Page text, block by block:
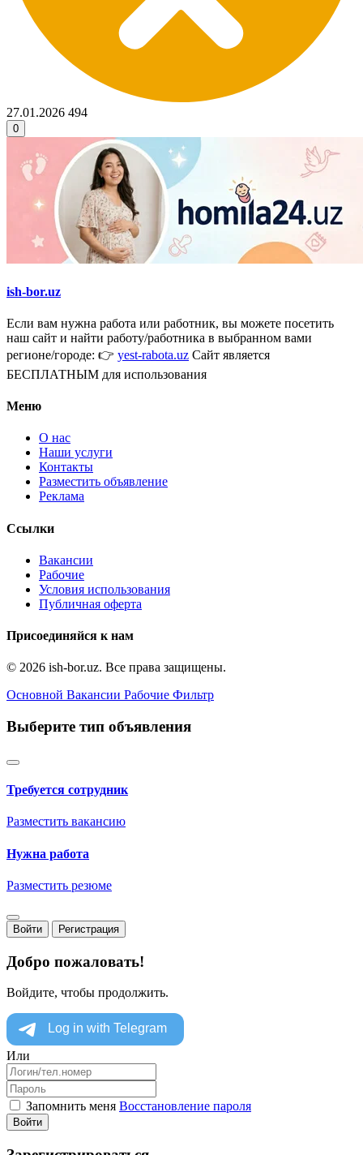
27.01.2026 494
0
ish-bor.uz
Если вам нужна работа или работник, вы можете посетить
наш сайт и найти работу/работника в выбранном вами
регионе/городе: 👉 yest-rabota.uz Сайт является
БЕСПЛАТНЫМ для использования
Меню
О нас
Наши услуги
Контакты
Разместить объявление
Реклама
Ссылки
Вакансии
Рабочие
Условия использования
Публичная оферта
Присоединяйся к нам
© 2026 ish-bor.uz. Все права защищены.
Основной Вакансии Рабочие Фильтр
Выберите тип объявления
Требуется сотрудник
Разместить вакансию
Нужна работа
Разместить резюме
Войти Регистрация
Добро пожаловать!
Войдите, чтобы продолжить.
Или
Запомнить меня Восстановление пароля
Войти